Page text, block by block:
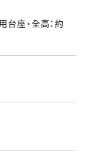
台座・全高：約